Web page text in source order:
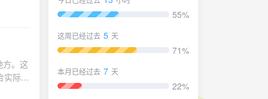
！这
✅ 方
方。这
实际开
55%
这周已经过去 5 天
71%
本月已经过去 7 天
22%